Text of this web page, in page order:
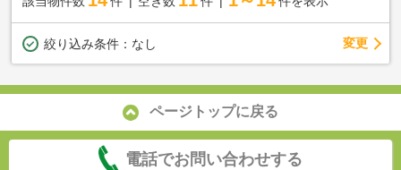
絞り込み条件： なし 変更
ページトップに戻る
電話でお問い合わせする